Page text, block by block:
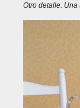
Otro detalle. Una